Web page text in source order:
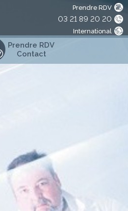
Prendre RDV
03 21 89 20 20
International
Prendre RDV
Contact